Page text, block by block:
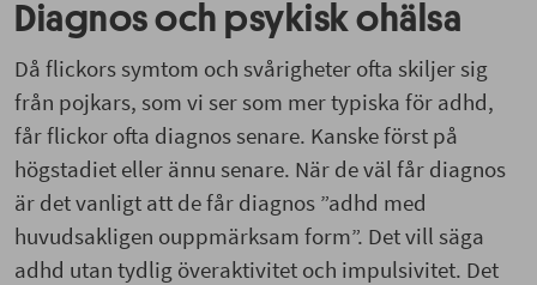
Diagnos och psykisk ohälsa
Då flickors symtom och svårigheter ofta skiljer sig
från pojkars, som vi ser som mer typiska för adhd,
får flickor ofta diagnos senare. Kanske först på
högstadiet eller ännu senare. När de väl får diagnos
är det vanligt att de får diagnos ”adhd med
huvudsakligen ouppmärksam form”. Det vill säga
adhd utan tydlig överaktivitet och impulsivitet. Det